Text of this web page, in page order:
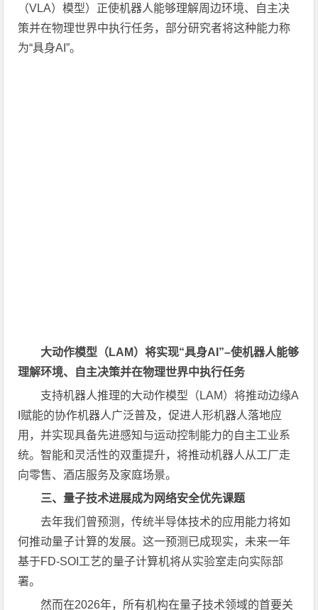
（VLA）模型）正使机器人能够理解周边环境、自主决
策并在物理世界中执行任务，部分研究者将这种能力称
为“具身AI”。
大动作模型（ LAM）将实现“具身AI ”–使机器人能够
理解环境、自主决策并在物理世界中执行任务
支持机器人推理的大动作模型（LAM）将推动边缘A
I赋能的协作机器人广泛普及，促进人形机器人落地应
用，并实现具备先进感知与运动控制能力的自主工业系
统。智能和灵活性的双重提升，将推动机器人从工厂走
向零售、酒店服务及家庭场景。
三、量子技术进展成为网络安全优先课题
去年我们曾预测，传统半导体技术的应用能力将如
何推动量子计算的发展。这一预测已成现实，未来一年
基于FD-SOI工艺的量子计算机将从实验室走向实际部
署。
然而在2026年，所有机构在量子技术领域的首要关